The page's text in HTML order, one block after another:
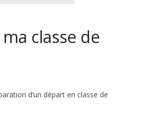
classe de
d’un départ en classe de